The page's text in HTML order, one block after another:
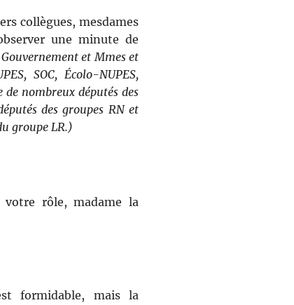
collègues, mesdames
une minute de
et Mmes et
SOC, Écolo-NUPES,
de nombreux députés des
des groupes RN et
groupe LR.)
votre rôle, madame la
formidable, mais la